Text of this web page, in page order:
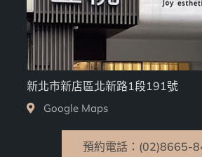
新北市新店區北新路1段191號
Google Maps
預約電話：(02)8665-